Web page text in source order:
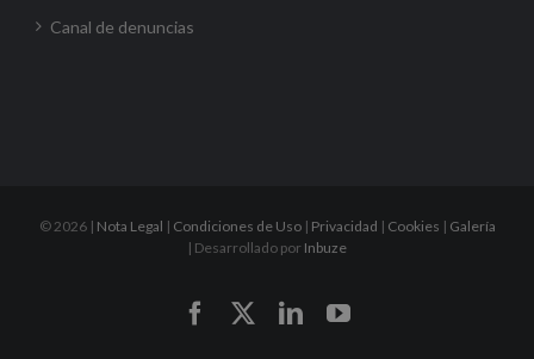
Canal de denuncias
©2026 | Nota Legal | Condiciones de Uso| Privacidad | Cookies | Galería
| Desarrollado por Inbuze
FacebookLinkedInYouTube